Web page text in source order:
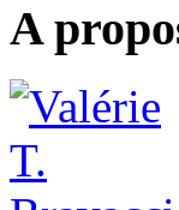
A